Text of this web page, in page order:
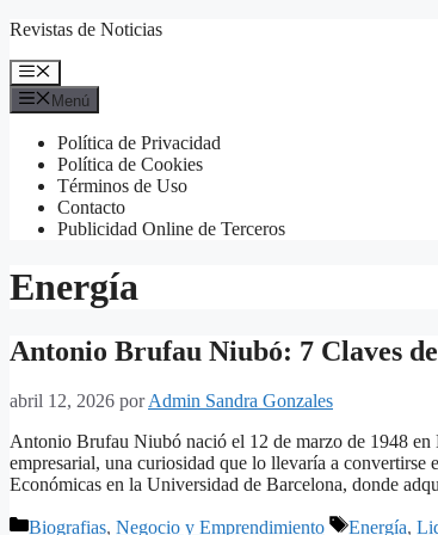
Saltar
contenido
Revistas de Noticias
Menú
Menú
Política de Privacidad
Política de Cookies
Términos de Uso
Contacto
Publicidad Online de Terceros
Energía
Antonio Brufau Niubó: 7 Claves
abril 12, 2026 porAdmin Sandra Gonzales
Antonio Brufau Niubó nació el 12 de marzo de 1948
empresarial, una curiosidad que lo llevaría a
Económicas en la Universidad de Barcelona, donde
Categorías
Biografias, Negocio y Emprendimiento Etiquetas
Energía,